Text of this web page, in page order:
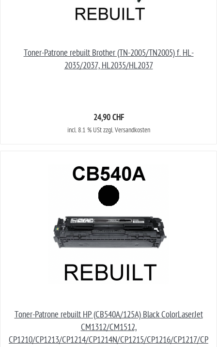
Toner-Patrone rebuilt Brother (TN-2005/TN2005) f. HL-
2035/2037, HL2035/HL2037
24,90 CHF
incl. 8.1 % USt zzgl. Versandkosten
Toner-Patrone rebuilt HP (CB540A/125A) Black ColorLaserJet
CM1312/CM1512,
CP1210/CP1213/CP1214/CP1214N/CP1215/CP1216/CP1217/CP